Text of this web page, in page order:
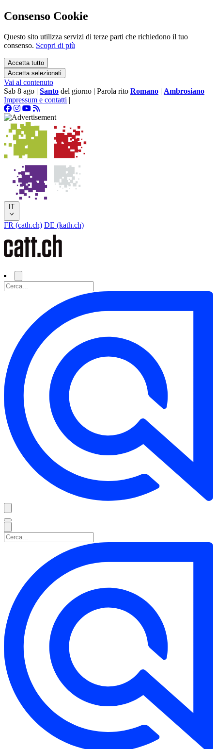
Consenso Cookie
Questo sito utilizza servizi di terze parti che richiedono il tuo
consenso. Scopri di più
Accetta tutto
Accetta selezionati
Vai al contenuto
Sab 8 ago | Santo del giorno | Parola rito Romano | Ambrosiano
Impressum e contatti |
IT
FR (cath.ch) DE (kath.ch)